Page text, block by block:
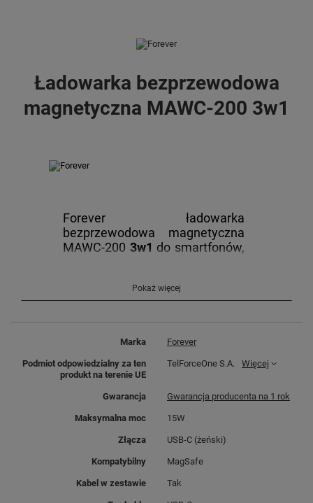
Ładowarka bezprzewodowa
magnetyczna MAWC-200 3w1
Forever ładowarka
bezprzewodowa magnetyczna
MAWC-200 3w1 do smartfonów,
rozwiązanie do ładowania 3
Zapewnia łatwe ładowanie
magnetyczne-wystarczy
umieścić smartfon i urządzenia
na stacji.
Nasza stacja ładująca
wykorzystuje technologię
Pokaż więcej
Marka Forever
Podmiot odpowiedzialny za ten
produkt na terenie UE
TelForceOne S.A. Więcej
Gwarancja Gwarancja producenta na 1 rok
Maksymalna moc 15W
Złącza USB-C (żeński)
Kompatybilny MagSafe
Kabel w zestawie Tak